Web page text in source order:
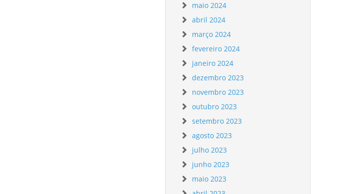
maio 2024
abril 2024
março 2024
fevereiro 2024
janeiro 2024
dezembro 2023
novembro 2023
outubro 2023
setembro 2023
agosto 2023
julho 2023
junho 2023
maio 2023